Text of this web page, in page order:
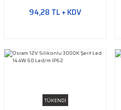
94,28 TL + KDV
TÜKENDİ